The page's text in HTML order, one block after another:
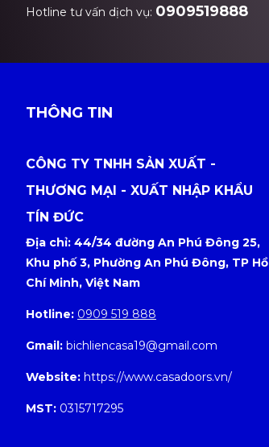
Hotline tư vấn dịch vụ: 0909519888
THÔNG TIN
CÔNG TY TNHH SẢN XUẤT -
THƯƠNG MẠI - XUẤT NHẬP KHẨU
TÍN ĐỨC
Địa chỉ: 44/34 đường An Phú Đông 25,
Khu phố 3, Phường An Phú Đông, TP Hồ
Chí Minh, Việt Nam
Hotline: 0909 519 888
Gmail: bichliencasa19@gmail.com
Website: https://www.casadoors.vn/
MST: 0315717295